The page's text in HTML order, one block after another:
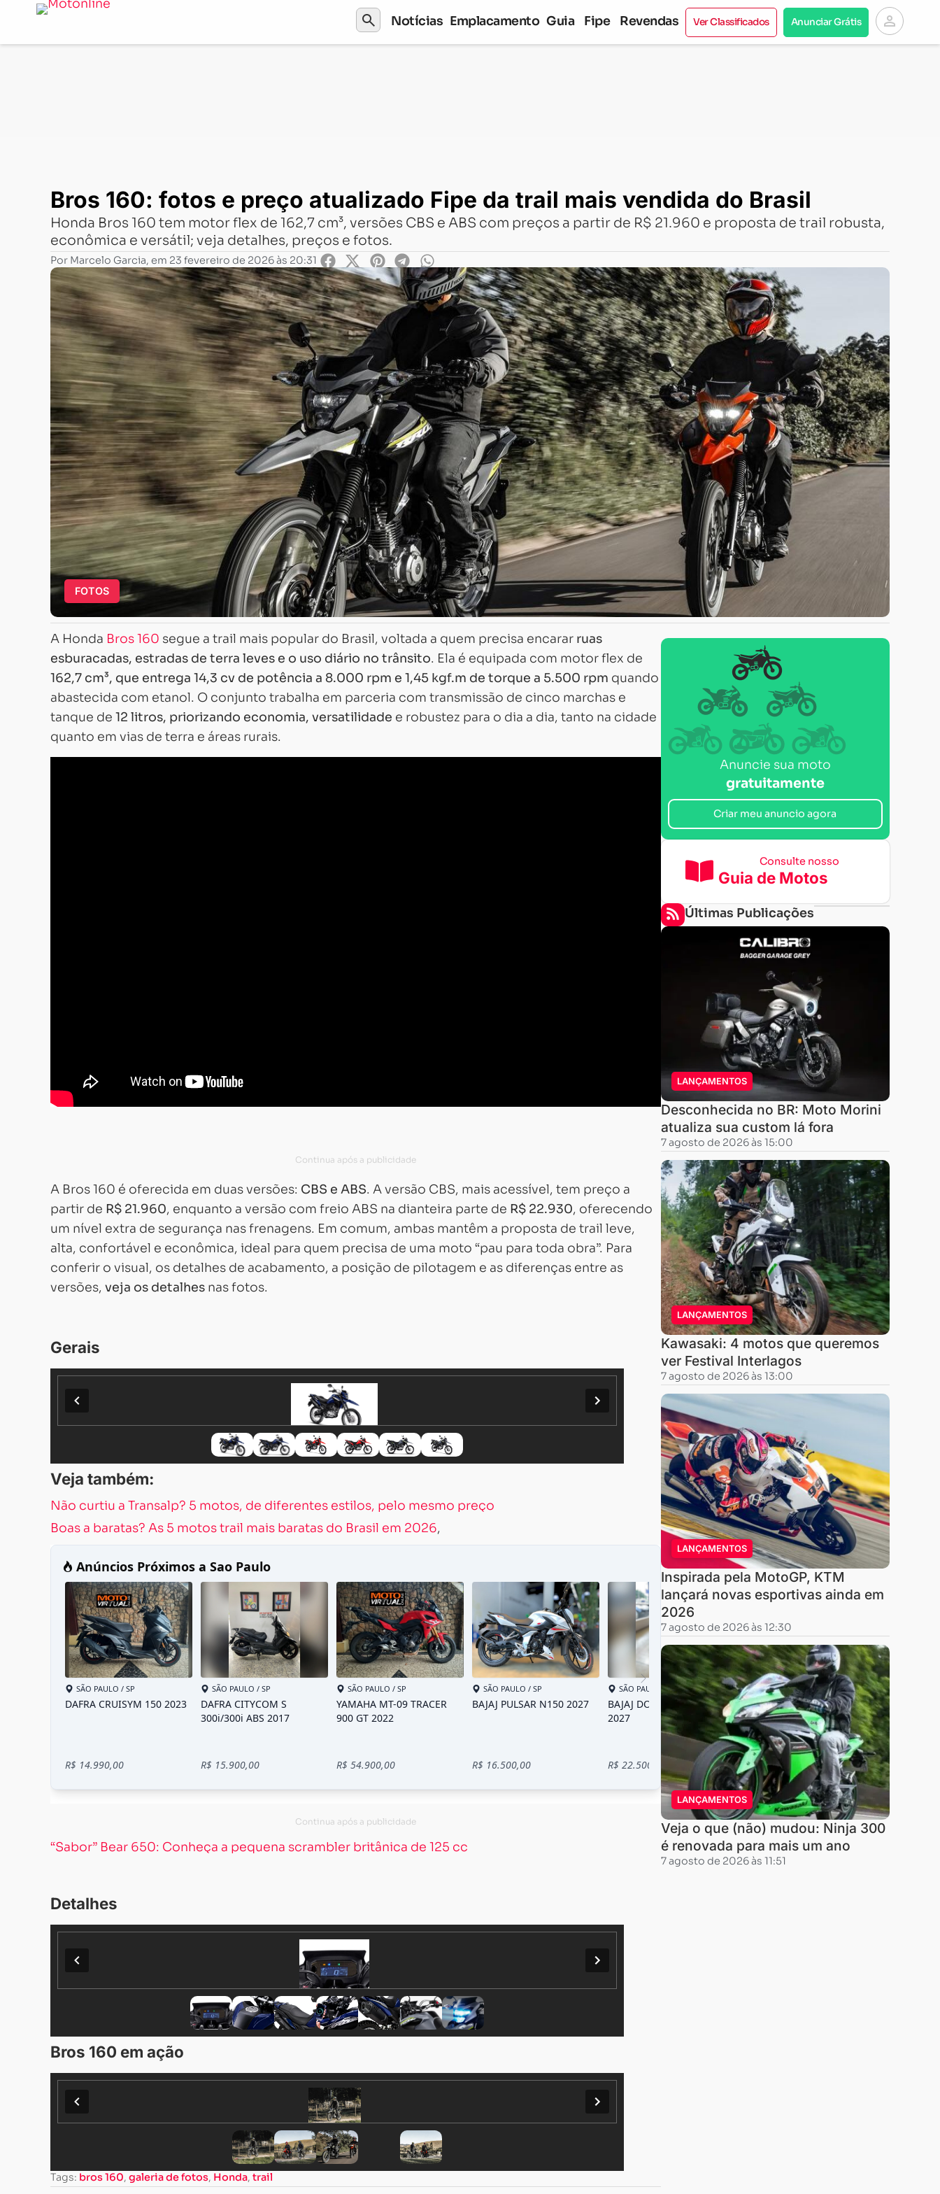
search Notícias Emplacamento Guia Fipe Revendas Ver Classificados Anunciar Grátis person
Bros 160: fotos e preço atualizado Fipe da trail mais vendida do Brasil
Bros 160: fotos e preço atualizado Fipe da trail mais vendida do Brasil
Honda Bros 160 tem motor flex de 162,7 cm³, versões CBS e ABS com preços a partir de R$ 21.960 e proposta de trail robusta,
econômica e versátil; veja detalhes, preços e fotos.
Por Marcelo Garcia, em 23 fevereiro de 2026 às 20:31
FOTOS
A Honda Bros 160 segue a trail mais popular do Brasil, voltada a quem precisa encarar ruas
esburacadas, estradas de terra leves e o uso diário no trânsito. Ela é equipada com motor flex de
162,7 cm³, que entrega 14,3 cv de potência a 8.000 rpm e 1,45 kgf.m de torque a 5.500 rpm quando
abastecida com etanol. O conjunto trabalha em parceria com transmissão de cinco marchas e
tanque de 12 litros, priorizando economia, versatilidade e robustez para o dia a dia, tanto na cidade
quanto em vias de terra e áreas rurais.
A Bros 160 é oferecida em duas versões: CBS e ABS. A versão CBS, mais acessível, tem preço a
partir de R$ 21.960, enquanto a versão com freio ABS na dianteira parte de R$ 22.930, oferecendo
um nível extra de segurança nas frenagens. Em comum, ambas mantêm a proposta de trail leve,
alta, confortável e econômica, ideal para quem precisa de uma moto “pau para toda obra”. Para
conferir o visual, os detalhes de acabamento, a posição de pilotagem e as diferenças entre as
versões, veja os detalhes nas fotos.
Gerais
Veja também:
Não curtiu a Transalp? 5 motos, de diferentes estilos, pelo mesmo preço
Boas a baratas? As 5 motos trail mais baratas do Brasil em 2026,
“Sabor” Bear 650: Conheça a pequena scrambler britânica de 125 cc
Detalhes
Bros 160 em ação
Tags: bros 160, galeria de fotos, Honda, trail
Anuncie sua moto
gratuitamente
Criar meu anuncio agora
Consulte nosso
Guia de Motos
Últimas Publicações
LANÇAMENTOS
Desconhecida no BR: Moto Morini
atualiza sua custom lá fora
7 agosto de 2026 às 15:00
LANÇAMENTOS
Kawasaki: 4 motos que queremos
ver Festival Interlagos
7 agosto de 2026 às 13:00
LANÇAMENTOS
Inspirada pela MotoGP, KTM
lançará novas esportivas ainda em
2026
7 agosto de 2026 às 12:30
LANÇAMENTOS
Veja o que (não) mudou: Ninja 300
é renovada para mais um ano
7 agosto de 2026 às 11:51
Carregando...
Carregando...